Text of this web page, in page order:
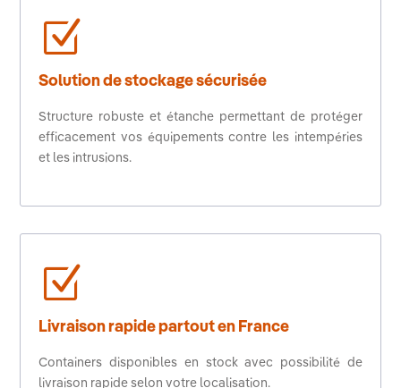
Z
Solution de stockage sécurisée
Structure robuste et étanche permettant de protéger
efficacement vos équipements contre les intempéries
et les intrusions.
Z
Livraison rapide partout en France
Containers disponibles en stock avec possibilité de
livraison rapide selon votre localisation.